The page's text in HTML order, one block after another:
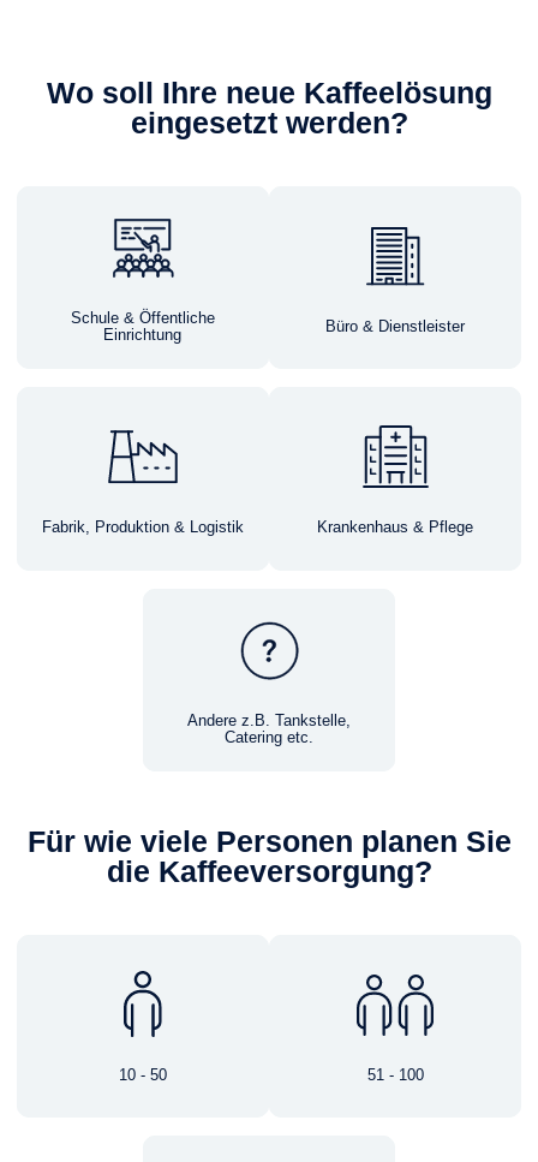
Wo soll Ihre neue Kaffeelösung
eingesetzt werden?
Schule & Öffentliche
Einrichtung
Büro & Dienstleister
Fabrik, Produktion & Logistik Krankenhaus & Pflege
Andere z.B. Tankstelle,
Catering etc.
Für wie viele Personen planen Sie
die Kaffeeversorgung?
10 - 50 51 - 100